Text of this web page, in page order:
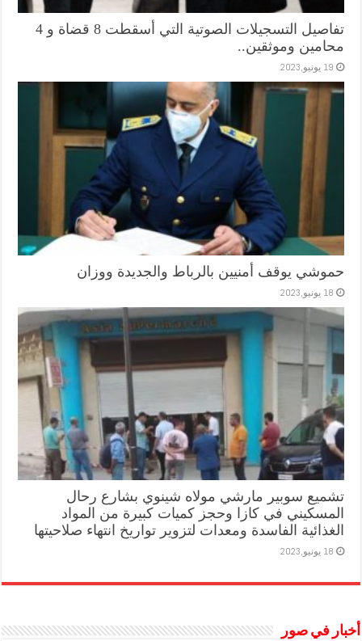
تفاصيل التسجيلات الصوتية التي أسقطت 8 قضاة و 4
محامين وموثقين..
19 يونيو,2023
حموشي يوقف أمنيين بالرباط والجديدة ووزان
18 يونيو,2023
تشميع سوبير مارشي مولاه شينوي بشارع رحال
المسكيني في كازا وحجز كميات كبيرة من المواد
الغذائية الفاسدة ومعدات لتزوير تواريخ انتهاء صلاحيتها
18 يونيو,2023
أخبار في صور